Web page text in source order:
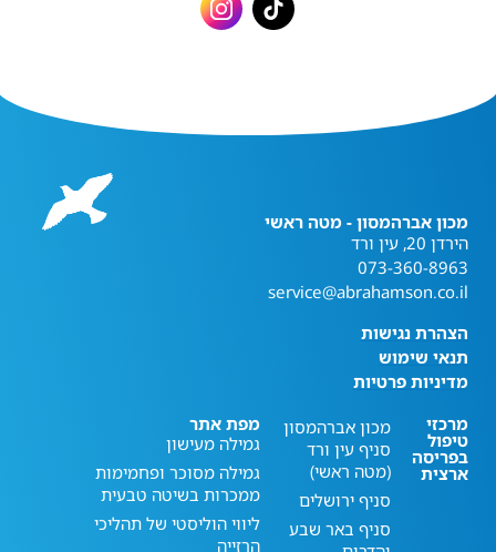
מכון אברהמסון - מטה ראשי
הירדן 20, עין ורד
073-360-8963
service@abrahamson.co.il
הצהרת נגישות
תנאי שימוש
מדיניות פרטיות
מרכזי
טיפול
בפריסה
ארצית
מכון אברהמסון
סניף עין ורד
(מטה ראשי)
סניף ירושלים
סניף באר שבע
מפת אתר
גמילה מעישון
גמילה מסוכר ופחמימות
ממכרות בשיטה טבעית
ליווי הוליסטי של תהליכי
הרזייה